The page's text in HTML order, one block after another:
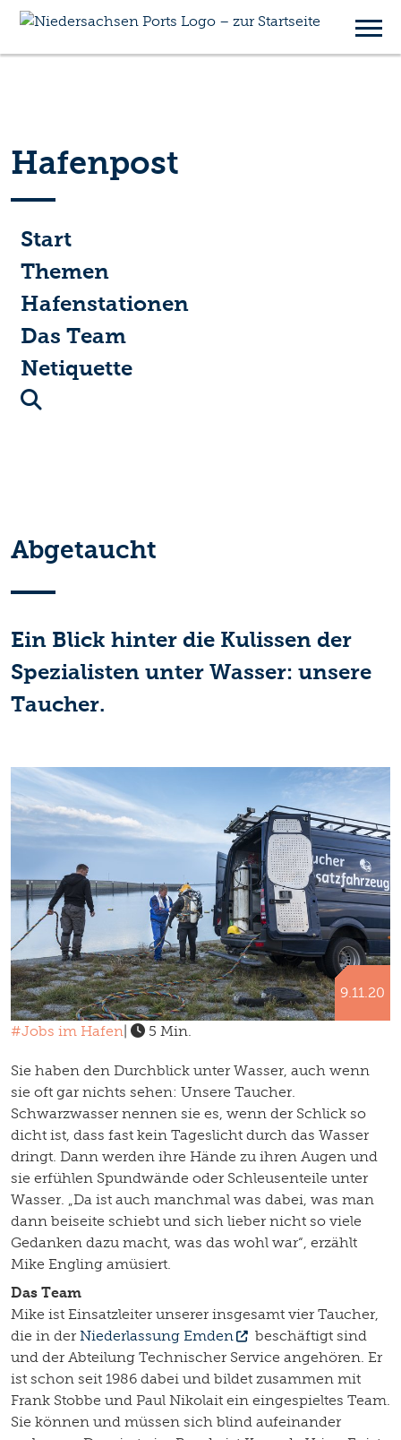
Hafenpost
Start
Themen
Hafenstationen
Das Team
Netiquette
Abgetaucht
Ein Blick hinter die Kulissen der
Spezialisten unter Wasser: unsere
Taucher.
9.11.20
#Jobs im Hafen| 5 Min.
Sie haben den Durchblick unter Wasser, auch wenn
sie oft gar nichts sehen: Unsere Taucher.
Schwarzwasser nennen sie es, wenn der Schlick so
dicht ist, dass fast kein Tageslicht durch das Wasser
dringt. Dann werden ihre Hände zu ihren Augen und
sie erfühlen Spundwände oder Schleusenteile unter
Wasser. „Da ist auch manchmal was dabei, was man
dann beiseite schiebt und sich lieber nicht so viele
Gedanken dazu macht, was das wohl war“, erzählt
Mike Engling amüsiert.
Das Team
Mike ist Einsatzleiter unserer insgesamt vier Taucher,
die in der Niederlassung Emden
beschäftigt sind
und der Abteilung Technischer Service angehören. Er
ist schon seit 1986 dabei und bildet zusammen mit
Frank Stobbe und Paul Nikolait ein eingespieltes Team.
Sie können und müssen sich blind aufeinander